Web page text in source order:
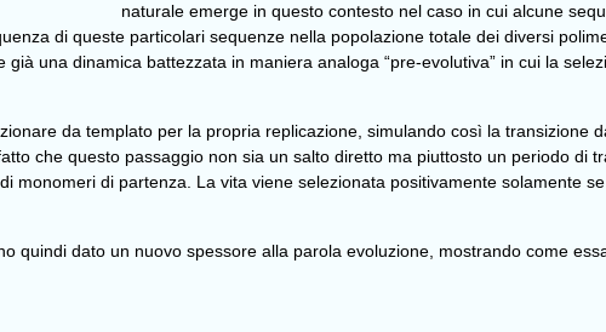
naturale emerge in questo contesto nel caso in cui alcune
di queste particolari sequenze nella popolazione totale dei diversi
una dinamica battezzata in maniera analoga “pre-evolutiva” in cui la
da templato per la propria replicazione, simulando così la transizione
che questo passaggio non sia un salto diretto ma piuttosto un periodo di
monomeri di partenza. La vita viene selezionata positivamente solamente
quindi dato un nuovo spessore alla parola evoluzione, mostrando come